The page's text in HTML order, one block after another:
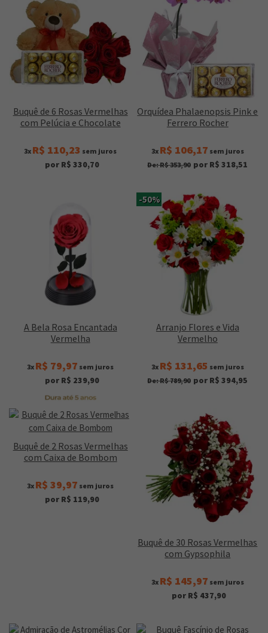
Buquê de 6 Rosas Vermelhas
com Pelúcia e Chocolate
3x R$ 110,23 sem juros
por R$ 330,70
Orquídea Phalaenopsis Pink e
Ferrero Rocher
3x R$ 106,17 sem juros
De: R$ 353,90 por R$ 318,51
A Bela Rosa Encantada
Vermelha
3x R$ 79,97 sem juros
por R$ 239,90
-50%
Arranjo Flores e Vida
Vermelho
3x R$ 131,65 sem juros
De: R$ 789,90 por R$ 394,95
Buquê de 2 Rosas Vermelhas
com Caixa de Bombom
3x R$ 39,97 sem juros
por R$ 119,90
Buquê de 30 Rosas Vermelhas
com Gypsophila
3x R$ 145,97 sem juros
por R$ 437,90